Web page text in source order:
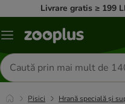
Livrare gratis ≥ 199
Categorii
Căutare
produse
Pisici Hrană specială și